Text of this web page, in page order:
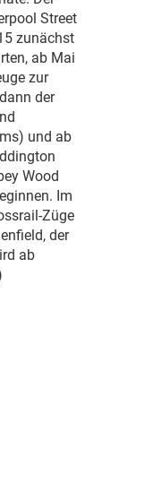
Street
zunächst
ab Mai
zur
der
und ab
Wood
Im
Züge
der
ab